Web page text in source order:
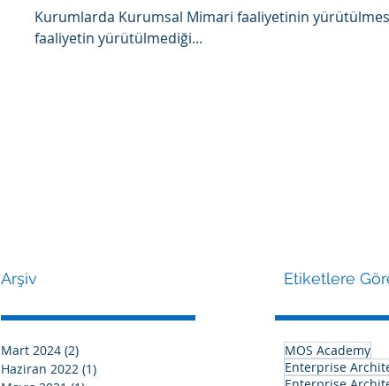
Kurumlarda Kurumsal Mimari faaliyetinin yürütülmesi
faaliyetin yürütülmediği...
Arşiv
Mart 2024 (2)
Haziran 2022 (1)
Etiketlere
MOS Academy